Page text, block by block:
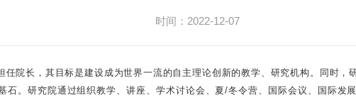
时间：2022-12-07
院长，其目标是建设成为世界一流的自主理论创新的教学、研究机构。同时
石。研究院通过组织教学、讲座、学术讨论会、夏/冬令营、国际会议、国际发